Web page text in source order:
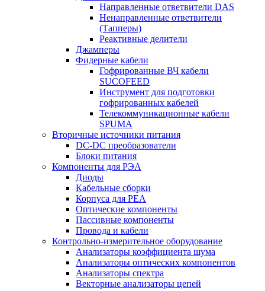
Направленные ответвители DAS
Ненаправленные ответвители
(Тапперы)
Реактивные делители
Джамперы
Фидерные кабели
Гофрированные ВЧ кабели
SUCOFEED
Инструмент для подготовки
гофрированных кабелей
Телекоммуникационные кабели
SPUMA
Вторичные источники питания
DC-DC преобразователи
Блоки питания
Компоненты для РЭА
Диоды
Кабельные сборки
Корпуса для РЕА
Оптические компоненты
Пассивные компоненты
Провода и кабели
Контрольно-измерительное оборудование
Анализаторы коэффициента шума
Анализаторы оптических компонентов
Анализаторы спектра
Векторные анализаторы цепей